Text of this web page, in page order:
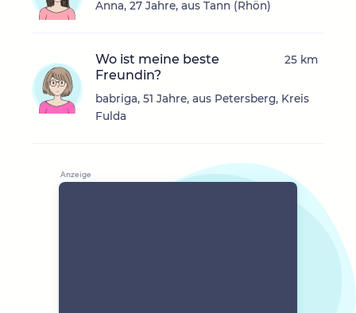
Anna, 27 Jahre, aus Tann (Rhön)
Wo ist meine beste
Freundin?
babriga, 51 Jahre, aus Petersberg, Kreis
Fulda
25 km